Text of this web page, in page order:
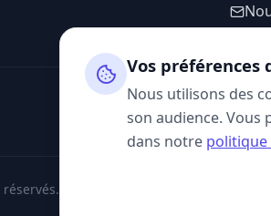
réservés.
Vos préférences
Nous utilisons des
son audience. Vous
dans notre